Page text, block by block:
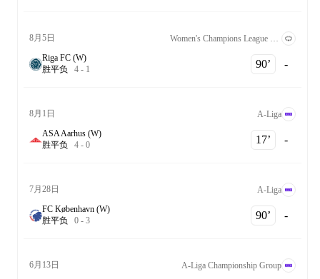
8月5日
Riga FC (W)
胜平负 4 - 1 90‎’‎ -
8月1日
A-Liga
ASA Aarhus (W)
胜平负 4 - 0 17‎’‎ -
7月28日
A-Liga
FC København (W)
胜平负 0 - 3 90‎’‎ -
6月13日
A-Liga Championship Group